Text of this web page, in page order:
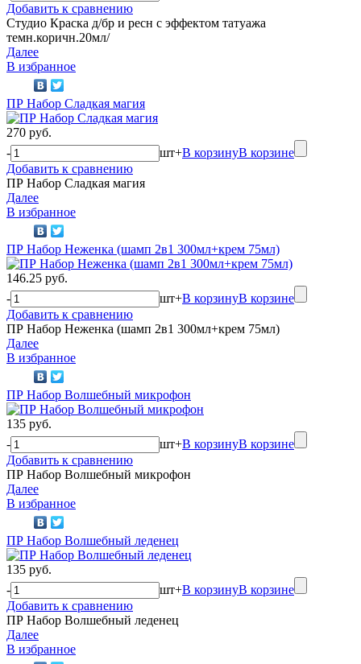
Добавить к сравнению
Студио Краска д/бр и ресн с эффектом татуажа
темн.коричн.20мл/
Далее
В избранное
ПР Набор Сладкая магия
270 руб.
-
шт+В корзинуВ корзине
Добавить к сравнению
ПР Набор Сладкая магия
Далее
В избранное
ПР Набор Неженка (шамп 2в1 300мл+крем 75мл)
146.25 руб.
-
шт+В корзинуВ корзине
Добавить к сравнению
ПР Набор Неженка (шамп 2в1 300мл+крем 75мл)
Далее
В избранное
ПР Набор Волшебный микрофон
135 руб.
-
шт+В корзинуВ корзине
Добавить к сравнению
ПР Набор Волшебный микрофон
Далее
В избранное
ПР Набор Волшебный леденец
135 руб.
-
шт+В корзинуВ корзине
Добавить к сравнению
ПР Набор Волшебный леденец
Далее
В избранное